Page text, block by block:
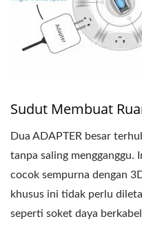
Sudut Membuat
Dua ADAPTER besar
tanpa saling mengganggu.
cocok sempurna dengan
khusus ini tidak perlu
seperti soket daya